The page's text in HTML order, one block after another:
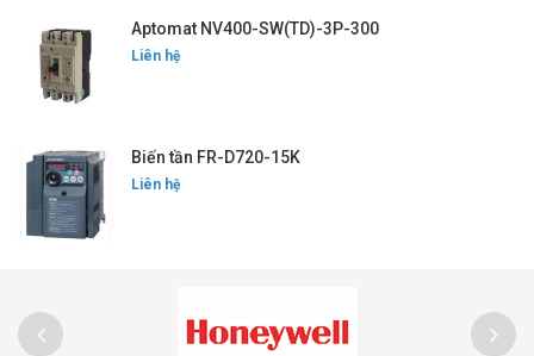
Aptomat NV400-SW(TD)-3P-300
Liên hệ
Biến tần FR-D720-15K
Liên hệ